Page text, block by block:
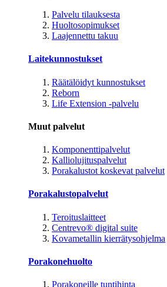
Palvelu tilauksesta
Huoltosopimukset
Laajennettu takuu
Laitekunnostukset
Räätälöidyt kunnostukset
Reborn
Life Extension -palvelu
Muut palvelut
Komponenttipalvelut
Kalliolujituspalvelut
Porakalustot koskevat palvelut
Porakalustopalvelut
Teroituslaitteet
Centrevo® digital suite
Kovametallin kierrätysohjelma
Porakonehuolto
Porakoneille tuntihinta